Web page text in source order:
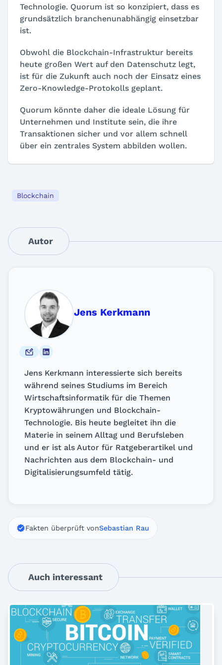
Technologie. Quorum ist so konzipiert, dass es
grundsätzlich branchenunabhängig einsetzbar
ist.
Obwohl die Blockchain-Infrastruktur bereits
heute großen Wert auf den Datenschutz legt,
ist für die Zukunft auch noch der Einsatz eines
Zero-Knowledge-Protokolls geplant.
Quorum könnte daher die ideale Lösung für
Unternehmen und Institute sein, die ihre
Transaktionen sicher und vor allem schnell
über ein zentrales System abbilden wollen.
Blockchain
Autor
Jens Kerkmann
Jens Kerkmann interessierte sich bereits
während seines Studiums im Bereich
Wirtschaftsinformatik für die Themen
Kryptowährungen und Blockchain-
Technologie. Bis heute begleitet ihn die
Materie in seinem Alltag und Berufsleben
und er ist als Autor für Ratgeberartikel und
Nachrichten aus dem Blockchain- und
Digitalisierungsumfeld tätig.
Fakten überprüft vonSebastian Rau
Auch interessant